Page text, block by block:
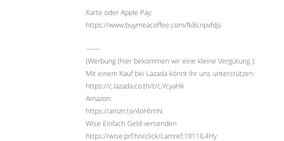
Karte oder Apple Pay:
https://www.buymeacoffee.com/fk8cnpvfdjs
——
(Werbung (hier bekommen wir eine kleine Vergütung ):
Mit einem Kauf bei Lazada könnt ihr uns unterstützen:
https://c.lazada.co.th/t/c.YcyaHk
Amazon:
https://amzn.to/4oHIrnN
Wise Einfach Geld versenden
https://wise.prf.hn/click/camref:1011lL4Hy